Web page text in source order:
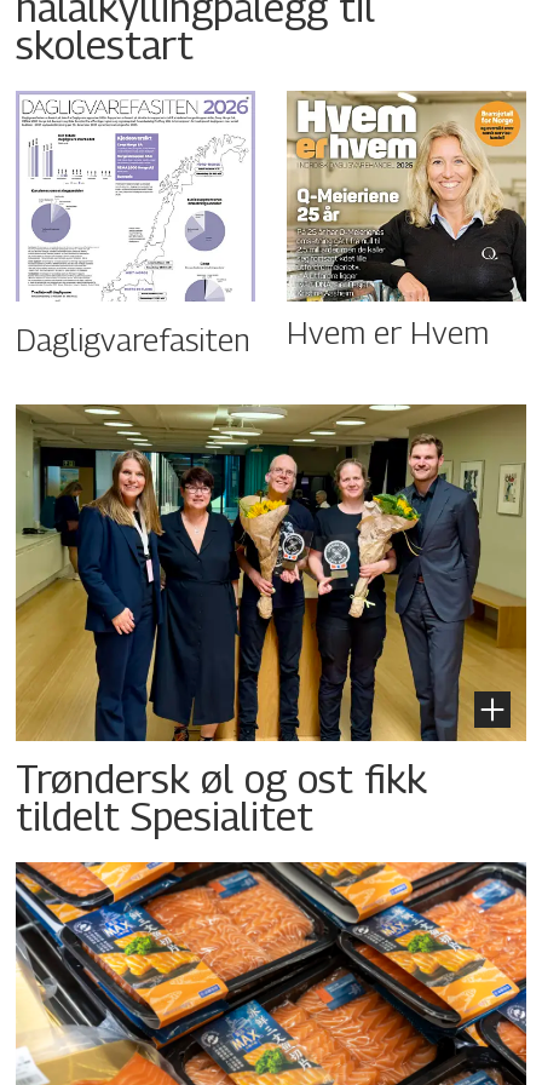
skolestart
Dagligvarefasiten Hvem er Hvem
Trøndersk øl og ost fikk
tildelt Spesialitet